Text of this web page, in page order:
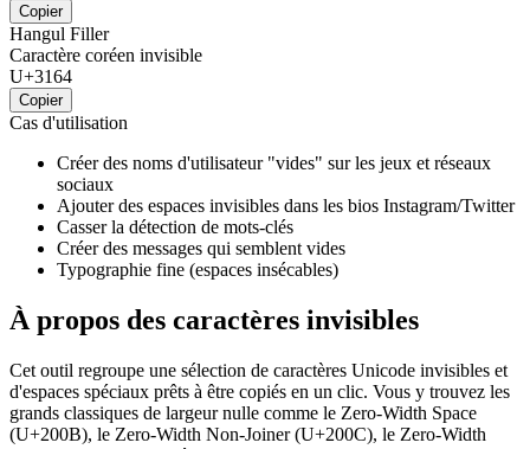
Copier
Hangul Filler
Caractère coréen invisible
U+3164
Copier
Cas d'utilisation
Créer des noms d'utilisateur "vides" sur les jeux et réseaux
sociaux
Ajouter des espaces invisibles dans les bios Instagram/Twitter
Casser la détection de mots-clés
Créer des messages qui semblent vides
Typographie fine (espaces insécables)
À propos des caractères invisibles
Cet outil regroupe une sélection de caractères Unicode invisibles et
d'espaces spéciaux prêts à être copiés en un clic. Vous y trouvez les
grands classiques de largeur nulle comme le Zero-Width Space
(U+200B), le Zero-Width Non-Joiner (U+200C), le Zero-Width